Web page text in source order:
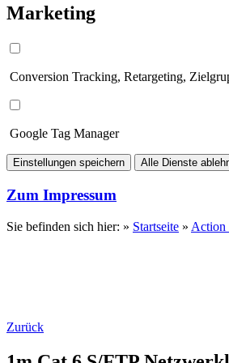
Marketing
Conversion Tracking, Retargeting,
Google Tag Manager
Einstellungen speichern Alle Dienste
Zum Impressum
Sie befinden sich hier: » Startseite » Action
Zurück